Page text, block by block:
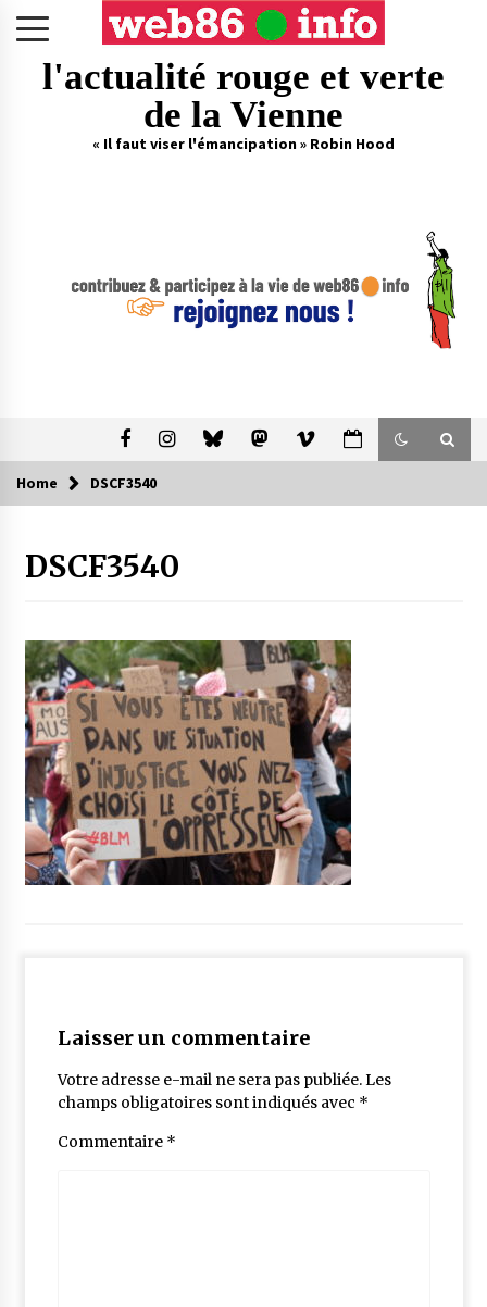
l'actualité rouge et verte
de la Vienne
« Il faut viser l'émancipation » Robin Hood
Home DSCF3540
DSCF3540
Laisser un commentaire
Votre adresse e-mail ne sera pas publiée.Les
champs obligatoires sont indiqués avec *
Commentaire *